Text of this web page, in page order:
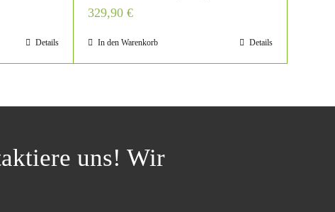
Details
329,90 €
In den Warenkorb Details
uns! Wir